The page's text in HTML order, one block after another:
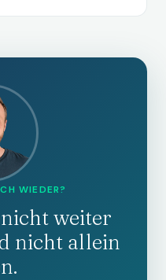
WIEDER?
weiter
nicht allein